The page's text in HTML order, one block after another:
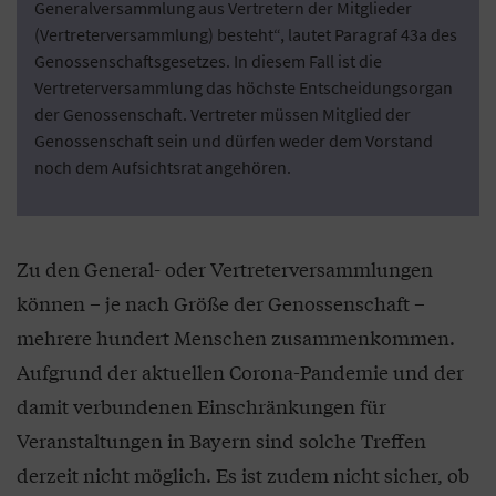
Generalversammlung aus Vertretern der Mitglieder
(Vertreterversammlung) besteht“, lautet Paragraf 43a des
Genossenschaftsgesetzes. In diesem Fall ist die
Vertreterversammlung das höchste Entscheidungsorgan
der Genossenschaft. Vertreter müssen Mitglied der
Genossenschaft sein und dürfen weder dem Vorstand
noch dem Aufsichtsrat angehören.
Zu den General- oder Vertreterversammlungen
können – je nach Größe der Genossenschaft –
mehrere hundert Menschen zusammenkommen.
Aufgrund der aktuellen Corona-Pandemie und der
damit verbundenen Einschränkungen für
Veranstaltungen in Bayern sind solche Treffen
derzeit nicht möglich. Es ist zudem nicht sicher, ob